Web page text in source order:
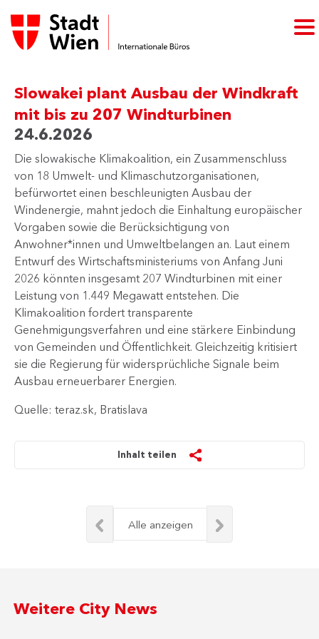
Slowakei plant Ausbau der Windkraft
mit bis zu 207 Windturbinen
24.6.2026
Die slowakische Klimakoalition, ein Zusammenschluss
von 18 Umwelt- und Klimaschutzorganisationen,
befürwortet einen beschleunigten Ausbau der
Windenergie, mahnt jedoch die Einhaltung europäischer
Vorgaben sowie die Berücksichtigung von
Anwohner*innen und Umweltbelangen an. Laut einem
Entwurf des Wirtschaftsministeriums von Anfang Juni
2026 könnten insgesamt 207 Windturbinen mit einer
Leistung von 1.449 Megawatt entstehen. Die
Klimakoalition fordert transparente
Genehmigungsverfahren und eine stärkere Einbindung
von Gemeinden und Öffentlichkeit. Gleichzeitig kritisiert
sie die Regierung für widersprüchliche Signale beim
Ausbau erneuerbarer Energien. ​
Quelle: teraz.sk, Bratislava
Inhalt teilen
Alle anzeigen
Weitere City News